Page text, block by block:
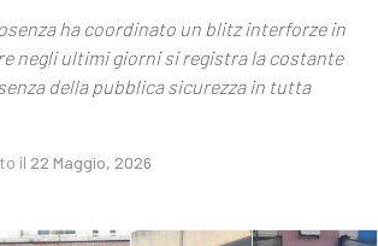
ha coordinato un blitz interforze in
negli ultimi giorni si registra la costante
della pubblica sicurezza in tutta
il 22 Maggio, 2026